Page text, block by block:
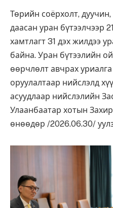
Төрийн соёрхолт,
даасан уран бүтээлчээр
хамтлагт 31 дэх жилдээ
байна. Уран бүтээлийн
өөрчлөлт авчрах
оруулалтаар нийслэлд
асуудлаар нийслэлийн
Улаанбаатар хотын
өнөөдөр /2026.06.30/